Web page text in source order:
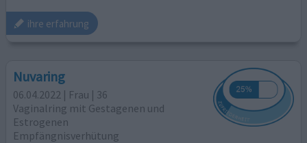
ihre erfahrung
Nuvaring
06.04.2022 | Frau | 36
Vaginalring mit Gestagenen und
Estrogenen
Empfängnisverhütung